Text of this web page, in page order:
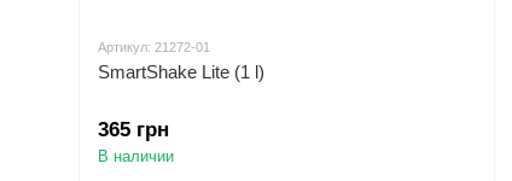
Артикул: 21272-01
SmartShake Lite (1 l)
365 грн
В наличии